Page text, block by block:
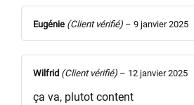
Eugénie (Client vérifié) – 9 janvier 2025
Wilfrid (Client vérifié) – 12 janvier 2025
ça va, plutot content